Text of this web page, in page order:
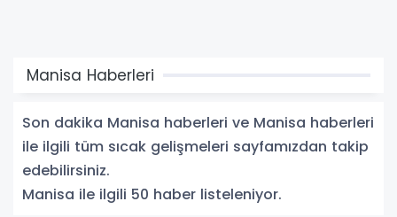
Manisa Haberleri
Son dakika Manisa haberleri ve Manisa haberleri
ile ilgili tüm sıcak gelişmeleri sayfamızdan takip
edebilirsiniz.
Manisa ile ilgili 50 haber listeleniyor.